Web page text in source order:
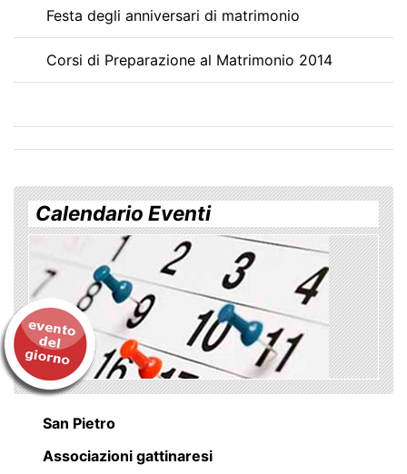
Festa degli anniversari di matrimonio
Corsi di Preparazione al Matrimonio 2014
Calendario Eventi
San Pietro
Associazioni gattinaresi